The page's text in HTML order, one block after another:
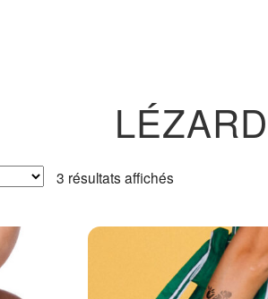
LÉZARD
3 résultats affichés